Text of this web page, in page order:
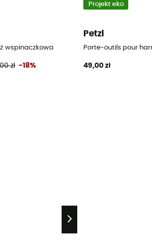
wspinaczkowa
zł -18%
Projekt eko
Petzl
Porte-outils pour
49,00 zł